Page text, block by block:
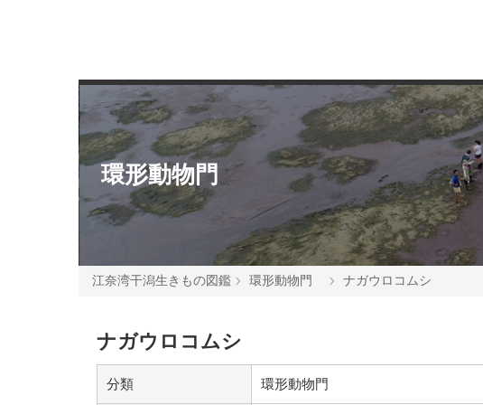
環形動物門
江奈湾干潟生きもの図鑑 環形動物門 ナガウロコムシ
ナガウロコムシ
分類 環形動物門